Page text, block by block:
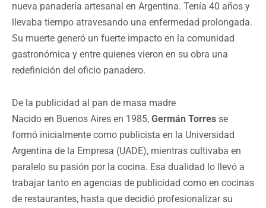
nueva panadería artesanal en Argentina. Tenía 40 años y
llevaba tiempo atravesando una enfermedad prolongada.
Su muerte generó un fuerte impacto en la comunidad
gastronómica y entre quienes vieron en su obra una
redefinición del oficio panadero.
De la publicidad al pan de masa madre
Nacido en Buenos Aires en 1985, Germán Torres se
formó inicialmente como publicista en la Universidad
Argentina de la Empresa (UADE), mientras cultivaba en
paralelo su pasión por la cocina. Esa dualidad lo llevó a
trabajar tanto en agencias de publicidad como en cocinas
de restaurantes, hasta que decidió profesionalizar su